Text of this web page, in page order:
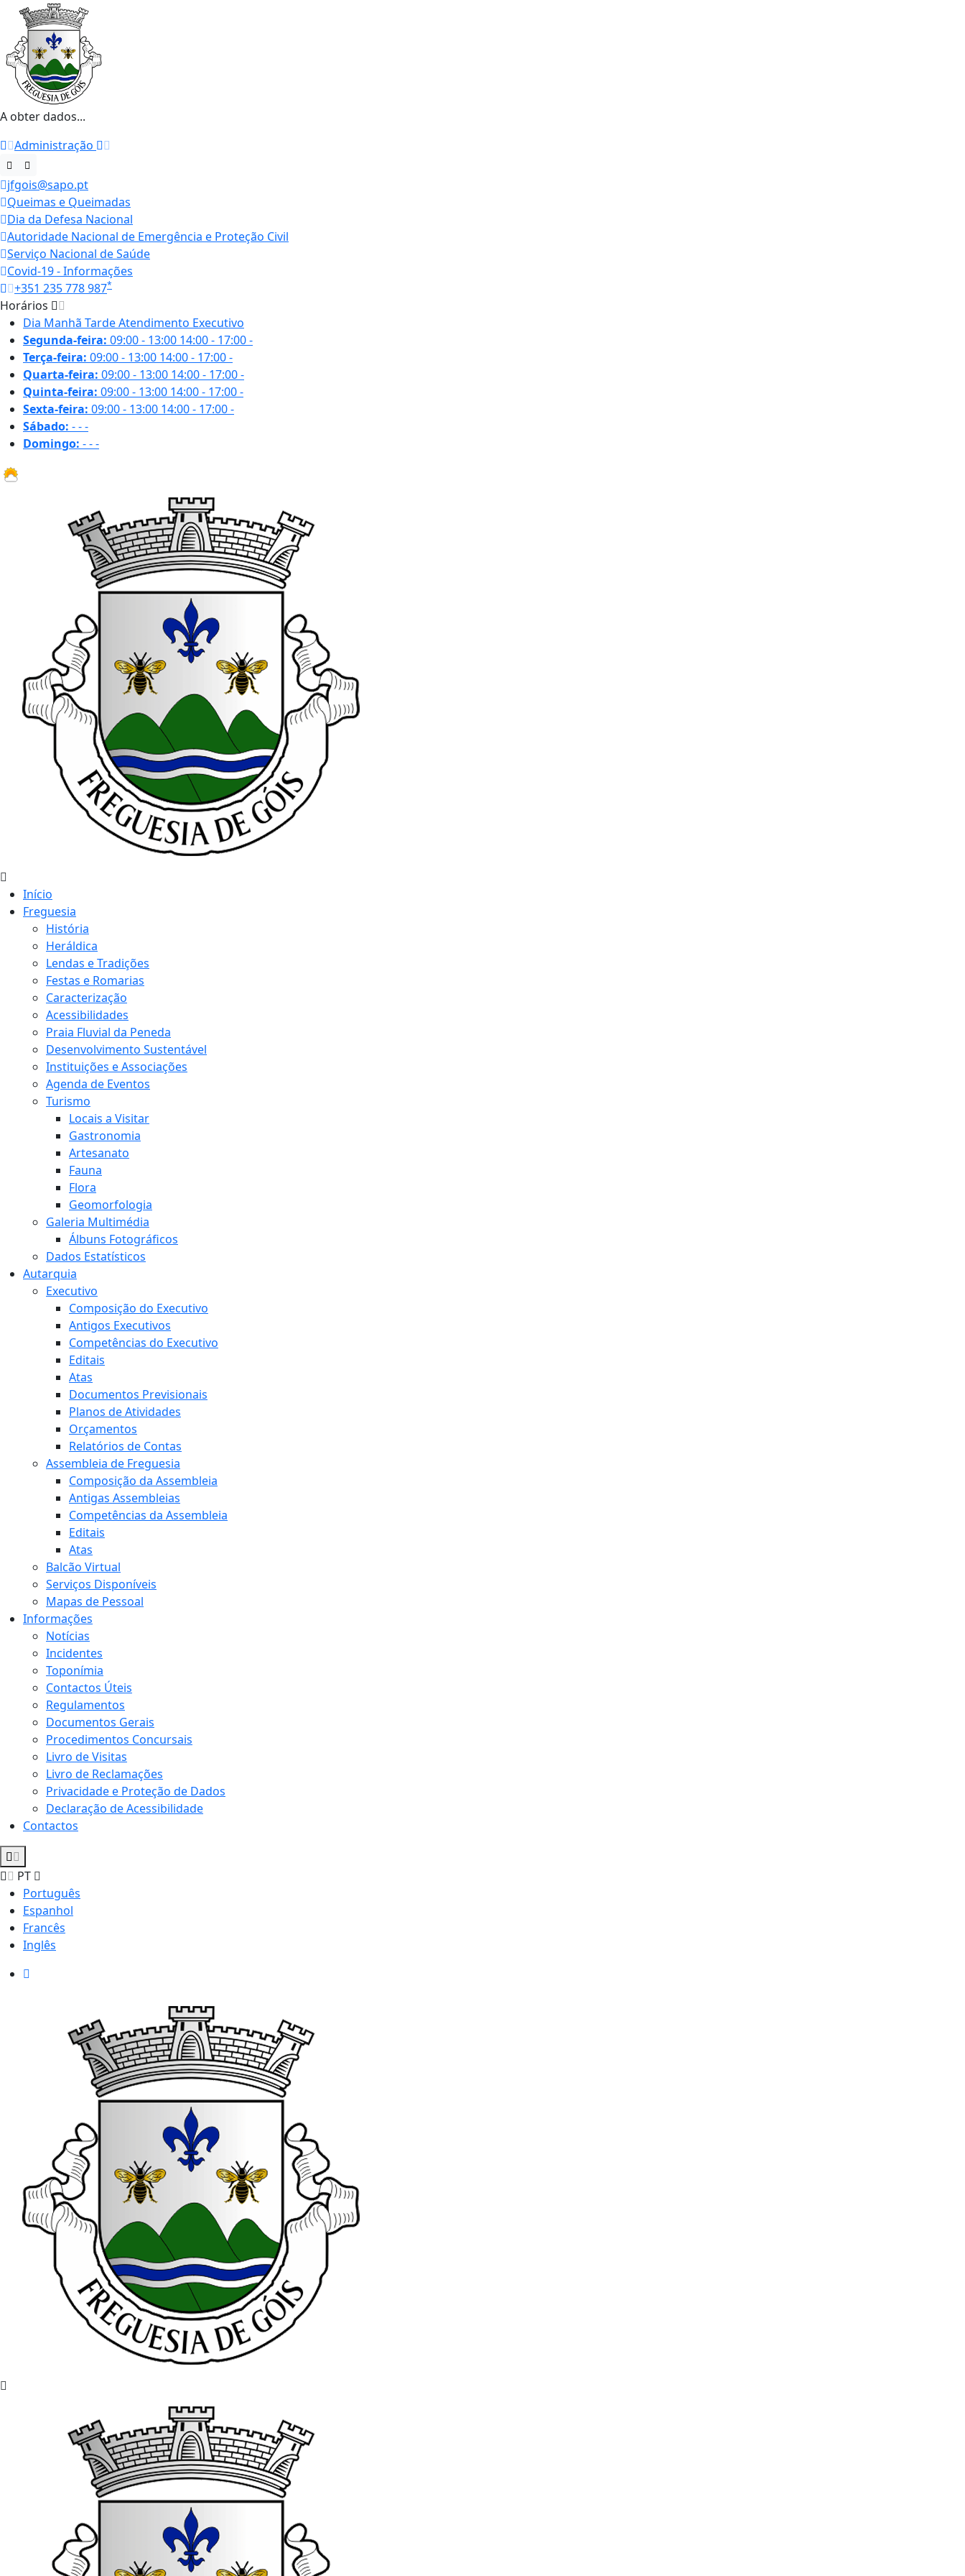
A obter dados...
Administração
jfgois@sapo.pt
Queimas e Queimadas
Dia da Defesa Nacional
Autoridade Nacional de Emergência e Proteção Civil
Serviço Nacional de Saúde
Covid-19 - Informações
+351 235 778 987*
Horários
Dia Manhã TardeAtendimento Executivo
Segunda-feira: 09:00 - 13:00 14:00 - 17:00-
Terça-feira: 09:00 - 13:00 14:00 - 17:00-
Quarta-feira: 09:00 - 13:00 14:00 - 17:00-
Quinta-feira: 09:00 - 13:00 14:00 - 17:00-
Sexta-feira: 09:00 - 13:00 14:00 - 17:00-
Sábado: ---
Domingo: ---
Início
Freguesia
História
Heráldica
Lendas e Tradições
Festas e Romarias
Caracterização
Acessibilidades
Praia Fluvial da Peneda
Desenvolvimento Sustentável
Instituições e Associações
Agenda de Eventos
Turismo
Locais a Visitar
Gastronomia
Artesanato
Fauna
Flora
Geomorfologia
Galeria Multimédia
Álbuns Fotográficos
Dados Estatísticos
Autarquia
Executivo
Composição do Executivo
Antigos Executivos
Competências do Executivo
Editais
Atas
Documentos Previsionais
Planos de Atividades
Orçamentos
Relatórios de Contas
Assembleia de Freguesia
Composição da Assembleia
Antigas Assembleias
Competências da Assembleia
Editais
Atas
Balcão Virtual
Serviços Disponíveis
Mapas de Pessoal
Informações
Notícias
Incidentes
Toponímia
Contactos Úteis
Regulamentos
Documentos Gerais
Procedimentos Concursais
Livro de Visitas
Livro de Reclamações
Privacidade e Proteção de Dados
Declaração de Acessibilidade
Contactos
PT
Português
Espanhol
Francês
Inglês